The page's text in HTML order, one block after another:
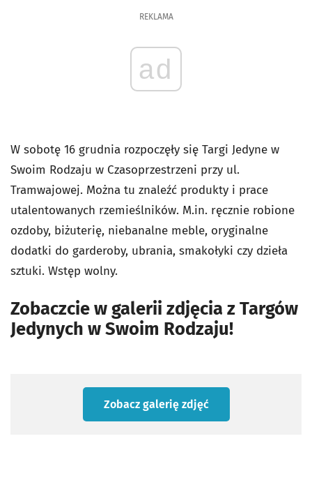
REKLAMA
ad
W sobotę 16 grudnia rozpoczęły się Targi Jedyne w
Swoim Rodzaju w Czasoprzestrzeni przy ul.
Tramwajowej. Można tu znaleźć produkty i prace
utalentowanych rzemieślników. M.in. ręcznie robione
ozdoby, biżuterię, niebanalne meble, oryginalne
dodatki do garderoby, ubrania, smakołyki czy dzieła
sztuki. Wstęp wolny.
Zobaczcie w galerii zdjęcia z Targów
Jedynych w Swoim Rodzaju!
Zobacz galerię zdjęć